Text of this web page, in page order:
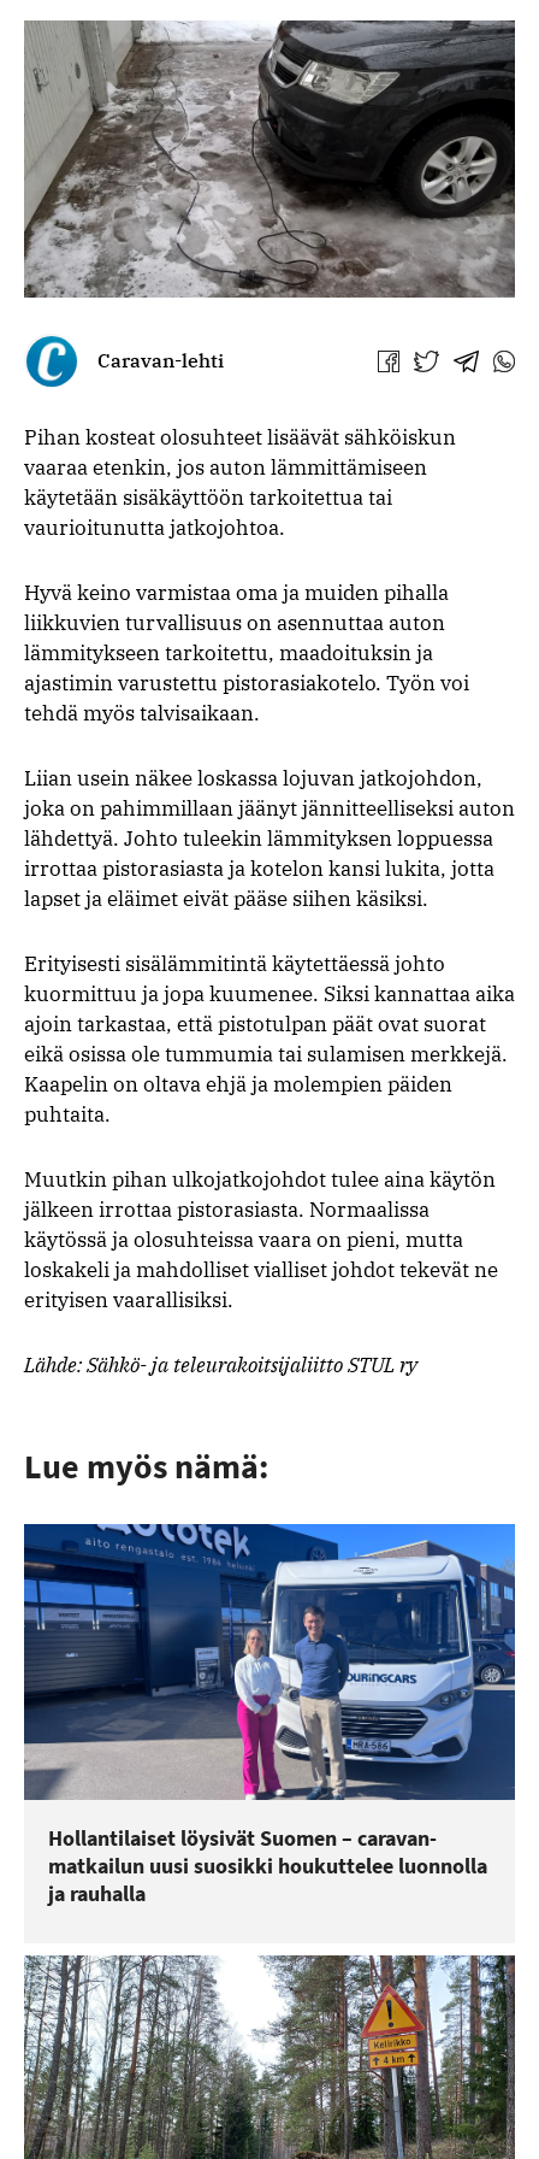
Caravan-lehti
Jaa Jaa Jaa Jaa
Pihan kosteat olosuhteet lisäävät sähköiskun
vaaraa etenkin, jos auton lämmittämiseen
käytetään sisäkäyttöön tarkoitettua tai
vaurioitunutta jatkojohtoa.
Hyvä keino varmistaa oma ja muiden pihalla
liikkuvien turvallisuus on asennuttaa auton
lämmitykseen tarkoitettu, maadoituksin ja
ajastimin varustettu pistorasiakotelo. Työn voi
tehdä myös talvisaikaan.
Liian usein näkee loskassa lojuvan jatkojohdon,
joka on pahimmillaan jäänyt jännitteelliseksi auton
lähdettyä. Johto tuleekin lämmityksen loppuessa
irrottaa pistorasiasta ja kotelon kansi lukita, jotta
lapset ja eläimet eivät pääse siihen käsiksi.
Erityisesti sisälämmitintä käytettäessä johto
kuormittuu ja jopa kuumenee. Siksi kannattaa aika
ajoin tarkastaa, että pistotulpan päät ovat suorat
eikä osissa ole tummumia tai sulamisen merkkejä.
Kaapelin on oltava ehjä ja molempien päiden
puhtaita.
Muutkin pihan ulkojatkojohdot tulee aina käytön
jälkeen irrottaa pistorasiasta. Normaalissa
käytössä ja olosuhteissa vaara on pieni, mutta
loskakeli ja mahdolliset vialliset johdot tekevät ne
erityisen vaarallisiksi.
Lähde: Sähkö- ja teleurakoitsijaliitto STUL ry
Lue myös nämä:
Hollantilaiset löysivät Suomen – caravan-
matkailun uusi suosikki houkuttelee luonnolla
ja rauhalla